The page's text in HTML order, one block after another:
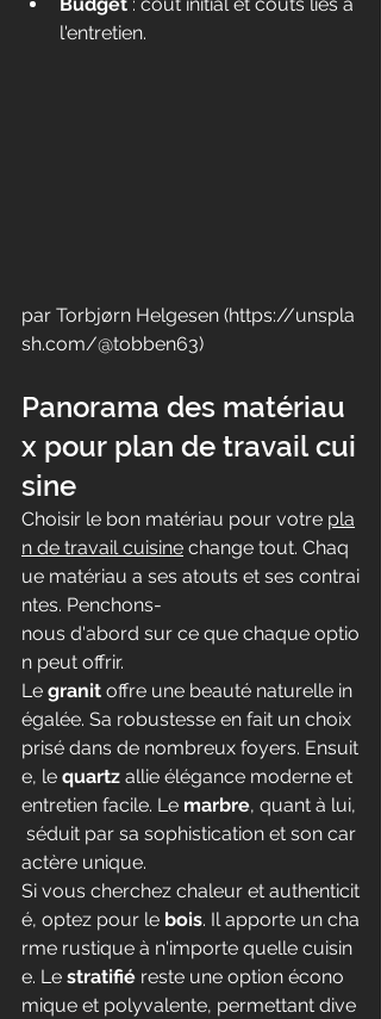
l'entretien.
par Torbjørn Helgesen (https://unspla
sh.com/@tobben63)
Panorama des matériau
x pour plan de travail cui
sine
Choisir le bon matériau pour votre pla
n de travail cuisine change tout. Chaq
ue matériau a ses atouts et ses contrai
ntes. Penchons-
nous d'abord sur ce que chaque optio
n peut offrir.
Le granit offre une beauté naturelle in
égalée. Sa robustesse en fait un choix
prisé dans de nombreux foyers. Ensuit
e, le quartz allie élégance moderne et
entretien facile. Le marbre, quant à lui,
séduit par sa sophistication et son car
actère unique.
Si vous cherchez chaleur et authenticit
é, optez pour le bois. Il apporte un cha
rme rustique à n'importe quelle cuisin
e. Le stratifié reste une option écono
mique et polyvalente, permettant dive